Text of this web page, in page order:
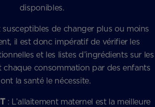
disponibles.
susceptibles de changer plus ou moins
il est donc impératif de vérifier les
et les listes d’ingrédients sur les
chaque consommation par des enfants
la santé le nécessite.
: L’allaitement maternel est la meilleure